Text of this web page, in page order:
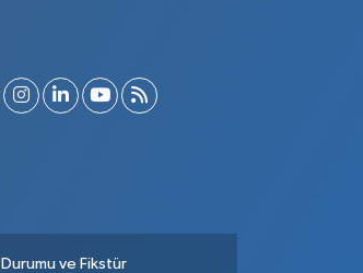
Durumu ve Fikstür